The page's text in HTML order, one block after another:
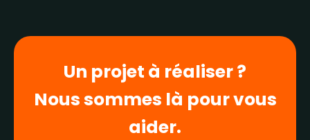
Un projet à réaliser ?
Nous sommes là pour vous
aider.